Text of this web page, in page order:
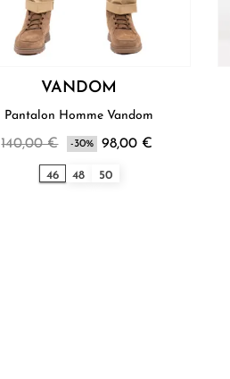
VANDOM
Pantalon Homme Vandom
140,00 € -30% 98,00 €
46 48 50